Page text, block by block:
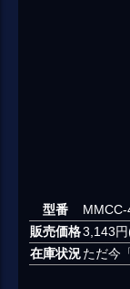
型番
販売価格3,143
在庫状況ただ今